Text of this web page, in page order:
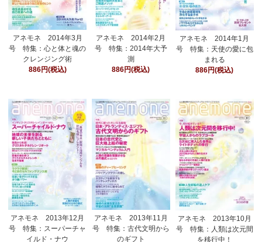
アネモネ 2014年3月
号 特集：心と体と魂の
クレンジング術
886円(税込)
アネモネ 2014年2月
号 特集：2014年大予
測
886円(税込)
アネモネ 2014年1月
号 特集：天使の愛に包
まれる
886円(税込)
アネモネ 2013年12月
号 特集：スーパーチャ
イルド・ナウ
アネモネ 2013年11月
号 特集：古代文明から
のギフト
アネモネ 2013年10月
号 特集：人類は次元間
を移行中！